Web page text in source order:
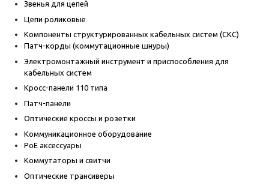
Звенья для цепей
Цепи роликовые
Компоненты структурированных кабельных систем (СКС)
Патч-корды (коммутационные шнуры)
Электромонтажный инструмент и приспособления для
кабельных систем
Кросс-панели 110 типа
Патч-панели
Оптические кроссы и розетки
Коммуникационное оборудование
PoE аксессуары
Коммутаторы и свитчи
Оптические трансиверы